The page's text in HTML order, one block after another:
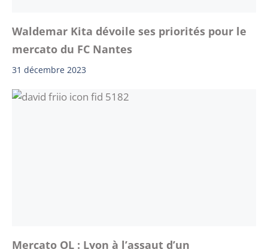
Waldemar Kita dévoile ses priorités pour le
mercato du FC Nantes
31 décembre 2023
Mercato OL : Lyon à l’assaut d’un